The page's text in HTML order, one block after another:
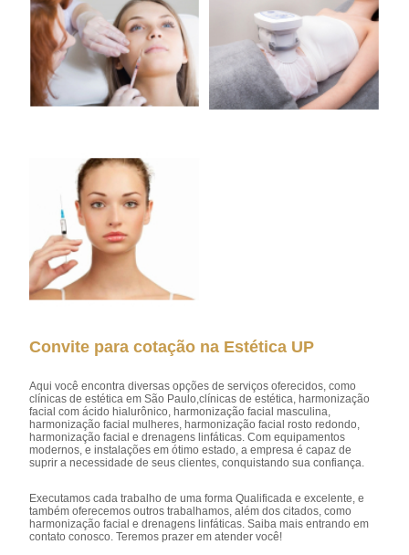
Convite para cotação na Estética UP
Aqui você encontra diversas opções de serviços oferecidos, como
clínicas de estética em São Paulo,clínicas de estética, harmonização
facial com ácido hialurônico, harmonização facial masculina,
harmonização facial mulheres, harmonização facial rosto redondo,
harmonização facial e drenagens linfáticas. Com equipamentos
modernos, e instalações em ótimo estado, a empresa é capaz de
suprir a necessidade de seus clientes, conquistando sua confiança.
Executamos cada trabalho de uma forma Qualificada e excelente, e
também oferecemos outros trabalhamos, além dos citados, como
harmonização facial e drenagens linfáticas. Saiba mais entrando em
contato conosco. Teremos prazer em atender você!